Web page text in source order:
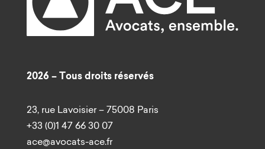
2026 – Tous droits réservés
23, rue Lavoisier – 75008 Paris
+33 (0)1 47 66 30 07
ace@avocats-ace.fr